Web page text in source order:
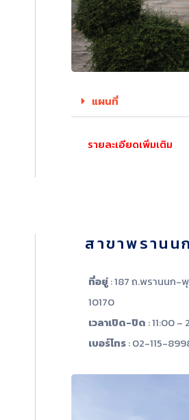
แผนที่
รายละเอียดเพิ่มเติม
สาขาพรานน
ที่อยู่: 187 ถ.พรานนก
10170
เวลาเปิด-ปิด : 11:00 –
เบอร์โทร: 02-115-